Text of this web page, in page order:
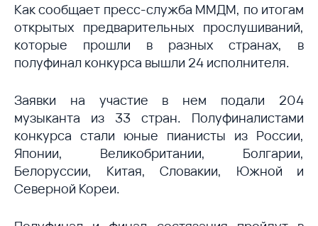
Как сообщает пресс-служба ММДМ, по итогам
открытых предварительных прослушиваний,
которые прошли в разных странах, в
полуфинал конкурса вышли 24 исполнителя.
Заявки на участие в нем подали 204
музыканта из 33 стран. Полуфиналистами
конкурса стали юные пианисты из России,
Японии, Великобритании, Болгарии,
Белоруссии, Китая, Словакии, Южной и
Северной Кореи.